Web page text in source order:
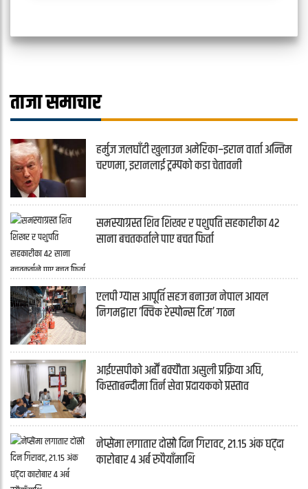
ताजा समाचार
हर्मुज जलघाँटी खुलाउन अमेरिका–इरान वार्ता अन्तिम
चरणमा, इरानलाई ट्रम्पको कडा चेतावनी
समस्याग्रस्त शिव शिखर र पशुपति सहकारीका ४२
साना बचतकर्ताले पाए बचत फिर्ता
एलपी ग्यास आपूर्ति सहज बनाउन नेपाल आयल
निगमद्वारा ‘क्विक रेस्पोन्स टिम’ गठन
आईएसपीको अर्बौं बक्यौता असुली प्रक्रिया अघि,
किस्ताबन्दीमा तिर्न सेवा प्रदायकको प्रस्ताव
नेप्सेमा लगातार दोस्रो दिन गिरावट, २१.१५ अंक घट्दा
कारोबार ४ अर्ब रुपैयाँमाथि